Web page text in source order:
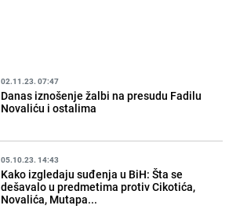
02.11.23. 07:47
Danas iznošenje žalbi na presudu Fadilu
Novaliću i ostalima
05.10.23. 14:43
Kako izgledaju suđenja u BiH: Šta se
dešavalo u predmetima protiv Cikotića,
Novalića, Mutapa...